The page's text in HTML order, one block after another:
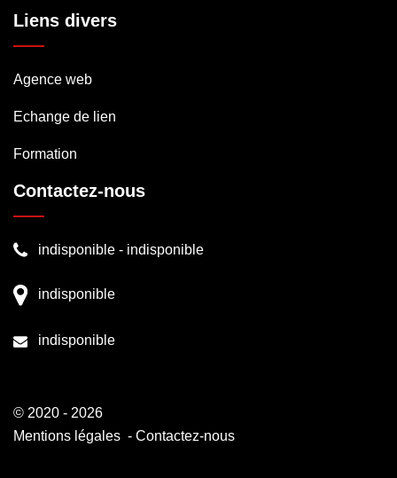
Liens divers
Agence web
Echange de lien
Formation
Contactez-nous
indisponible - indisponible
indisponible
indisponible
© 2020 - 2026
Mentions légales - Contactez-nous